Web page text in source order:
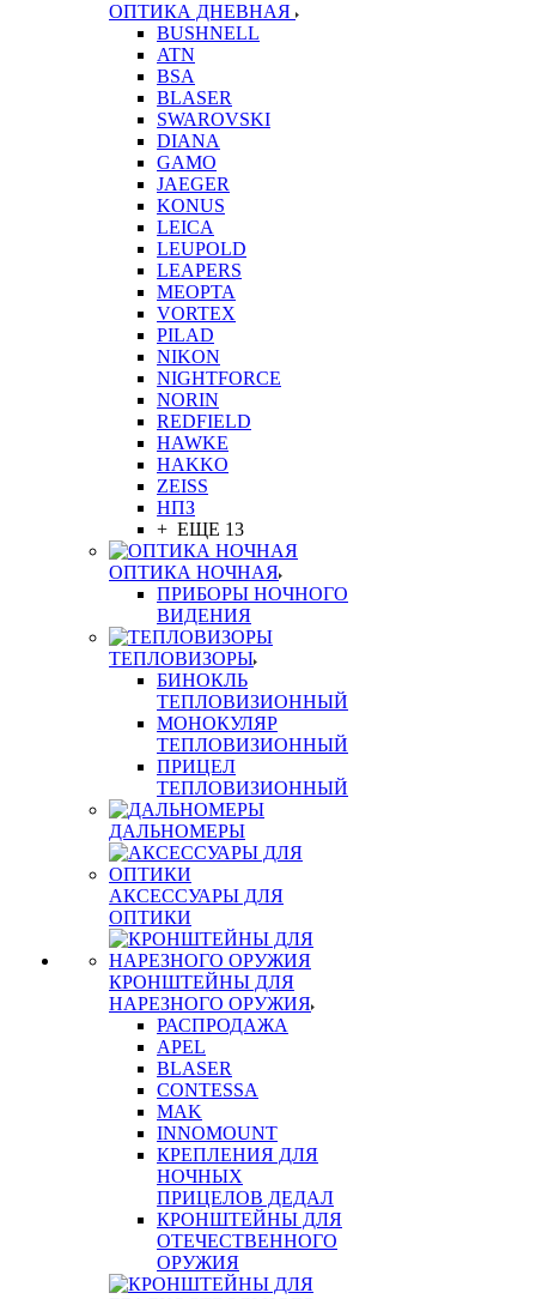
ОПТИКА ДНЕВНАЯ
BUSHNELL
ATN
BSA
BLASER
SWAROVSKI
DIANA
GAMO
JAEGER
KONUS
LEICA
LEUPOLD
LEAPERS
MEOPTA
VORTEX
PILAD
NIKON
NIGHTFORCE
NORIN
REDFIELD
HAWKE
HAKKO
ZEISS
НПЗ
+ ЕЩЕ 13
ОПТИКА НОЧНАЯ
ПРИБОРЫ НОЧНОГО
ВИДЕНИЯ
ТЕПЛОВИЗОРЫ
БИНОКЛЬ
ТЕПЛОВИЗИОННЫЙ
МОНОКУЛЯР
ТЕПЛОВИЗИОННЫЙ
ПРИЦЕЛ
ТЕПЛОВИЗИОННЫЙ
ДАЛЬНОМЕРЫ
АКСЕССУАРЫ ДЛЯ
ОПТИКИ
КРОНШТЕЙНЫ ДЛЯ
НАРЕЗНОГО ОРУЖИЯ
РАСПРОДАЖА
APEL
BLASER
CONTESSA
MAK
INNOMOUNT
КРЕПЛЕНИЯ ДЛЯ
НОЧНЫХ
ПРИЦЕЛОВ ДЕДАЛ
КРОНШТЕЙНЫ ДЛЯ
ОТЕЧЕСТВЕННОГО
ОРУЖИЯ